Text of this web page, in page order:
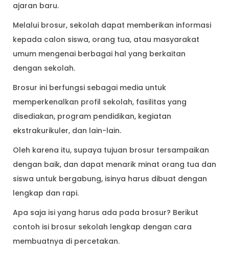
ajaran baru.
Melalui brosur, sekolah dapat memberikan informasi
kepada calon siswa, orang tua, atau masyarakat
umum mengenai berbagai hal yang berkaitan
dengan sekolah.
Brosur ini berfungsi sebagai media untuk
memperkenalkan profil sekolah, fasilitas yang
disediakan, program pendidikan, kegiatan
ekstrakurikuler, dan lain-lain.
Oleh karena itu, supaya tujuan brosur tersampaikan
dengan baik, dan dapat menarik minat orang tua dan
siswa untuk bergabung, isinya harus dibuat dengan
lengkap dan rapi.
Apa saja isi yang harus ada pada brosur? Berikut
contoh isi brosur sekolah lengkap dengan cara
membuatnya di percetakan.